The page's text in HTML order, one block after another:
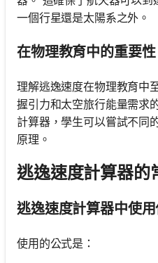
一個行星還是太陽系之外。
在物理教育中的重要性
理解逃逸速度在物理教育中
握引力和太空旅行能量需求
計算器，學生可以嘗試不同
原理。
逃逸速度計算器的
逃逸速度計算器中使
使用的公式是：